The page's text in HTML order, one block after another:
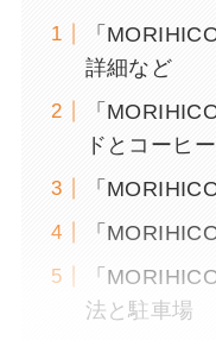
「
詳細など
「
ドとコーヒ
「
「
「
法と駐車場